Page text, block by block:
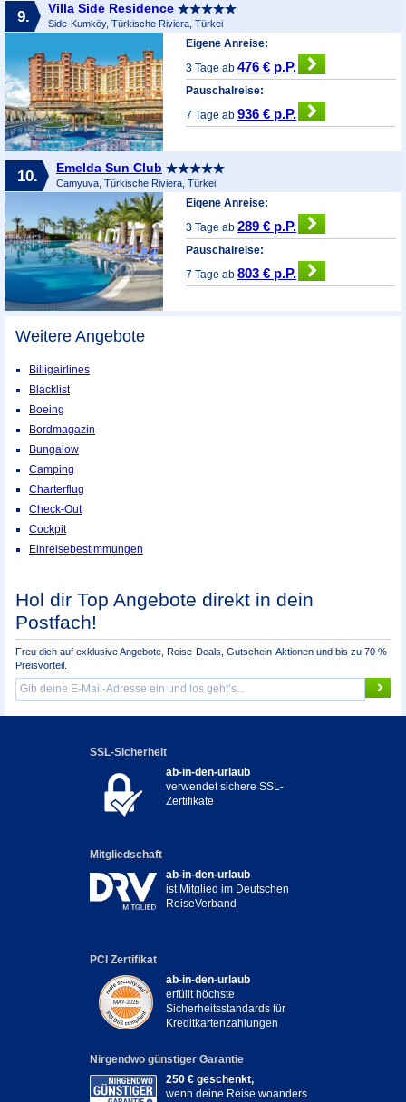
9. Villa Side Residence
Side-Kumköy, Türkische Riviera, Türkei
Eigene Anreise:
3 Tage ab476 € p.P.
Pauschalreise:
7 Tage ab936 € p.P.
10. Emelda Sun Club
Camyuva, Türkische Riviera, Türkei
Eigene Anreise:
3 Tage ab289 € p.P.
Pauschalreise:
7 Tage ab803 € p.P.
Weitere Angebote
Billigairlines
Blacklist
Boeing
Bordmagazin
Bungalow
Camping
Charterflug
Check-Out
Cockpit
Einreisebestimmungen
Hol dir Top Angebote direkt in dein
Postfach!
Freu dich auf exklusive Angebote, Reise-Deals, Gutschein-Aktionen und bis zu 70 %
Preisvorteil.
SSL-Sicherheit
ab-in-den-urlaub
verwendet sichere SSL-
Zertifikate
Mitgliedschaft
ab-in-den-urlaub
ist Mitglied im Deutschen
ReiseVerband
PCI Zertifikat
ab-in-den-urlaub
erfüllt höchste
Sicherheitsstandards für
Kreditkartenzahlungen
Nirgendwo günstiger Garantie
250 € geschenkt,
wenn deine Reise woanders